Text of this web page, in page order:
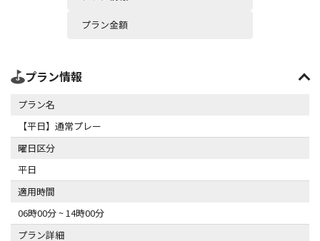
プラン金額
プラン情報
プラン名
【平日】通常プレー
曜日区分
平日
適用時間
06時00分 ~ 14時00分
プラン詳細